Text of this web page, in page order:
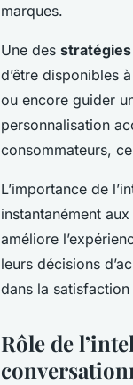
marques.
Une des
d’être disponibles
ou encore guider
personnalisation
consommateurs,
L’importance de
instantanément
améliore
leurs décisions
dans la
Rôle de